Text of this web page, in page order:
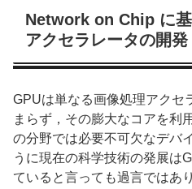
Network on Chip に
アクセラレータの開発
GPUは単なる画像処理アクセ
まらず，その膨大なコアを利
の分野では必要不可欠なデバ
うに現在の科学技術の発展は
ていると言っても過言ではあ